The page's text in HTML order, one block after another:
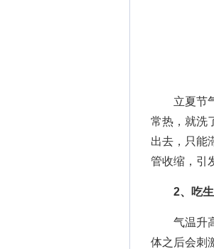
立夏节气
常热，就洗
出去，只能
管收缩，引
2、吃生
气温升高
体之后会刺